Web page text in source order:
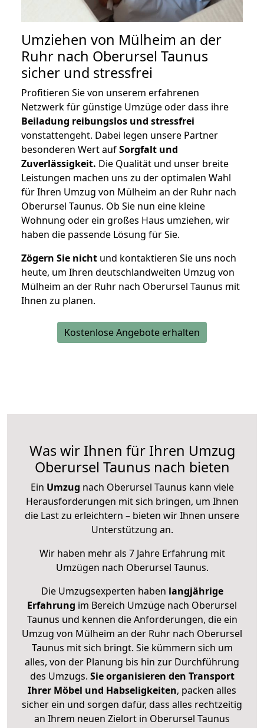
Umziehen von Mülheim an der
Ruhr nach Oberursel Taunus
sicher und stressfrei
Profitieren Sie von unserem erfahrenen
Netzwerk für günstige Umzüge oder dass ihre
Beiladung reibungslos und stressfrei
vonstattengeht. Dabei legen unsere Partner
besonderen Wert aufSorgfalt und
Zuverlässigkeit. Die Qualität und unser breite
Leistungen machen uns zu der optimalen Wahl
für Ihren Umzug von Mülheim an der Ruhr nach
Oberursel Taunus. Ob Sie nun eine kleine
Wohnung oder ein großes Haus umziehen, wir
haben die passende Lösung für Sie.
Zögern Sie nicht und kontaktieren Sie uns noch
heute, um Ihren deutschlandweiten Umzug von
Mülheim an der Ruhr nach Oberursel Taunus mit
Ihnen zu planen.
Kostenlose Angebote erhalten
Was wir Ihnen für Ihren Umzug
Oberursel Taunus nach bieten
Ein Umzug nach Oberursel Taunus kann viele
Herausforderungen mit sich bringen, um Ihnen
die Last zu erleichtern – bieten wir Ihnen unsere
Unterstützung an.
Wir haben mehr als 7 Jahre Erfahrung mit
Umzügen nach Oberursel Taunus.
Die Umzugsexperten haben langjährige
Erfahrung im Bereich Umzüge nach Oberursel
Taunus und kennen die Anforderungen, die ein
Umzug von Mülheim an der Ruhr nach Oberursel
Taunus mit sich bringt. Sie kümmern sich um
alles, von der Planung bis hin zur Durchführung
des Umzugs. Sie organisieren den Transport
Ihrer Möbel und Habseligkeiten, packen alles
sicher ein und sorgen dafür, dass alles rechtzeitig
an Ihrem neuen Zielort in Oberursel Taunus